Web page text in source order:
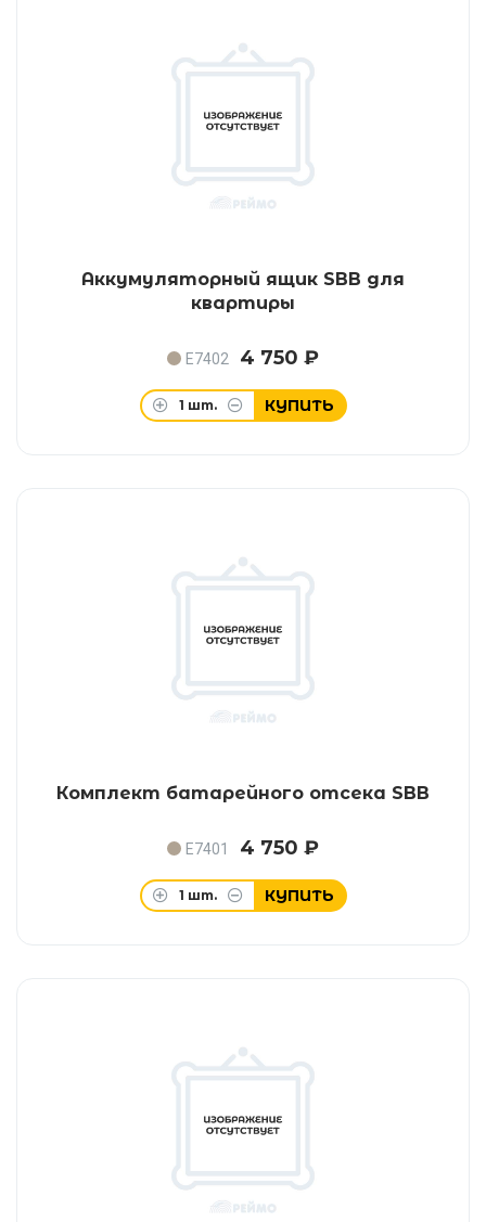
Аккумуляторный ящик SBB для
квартиры
E7402 4 750 ₽
1 шт. КУПИТЬ
Комплект батарейного отсека SBB
E7401 4 750 ₽
1 шт. КУПИТЬ